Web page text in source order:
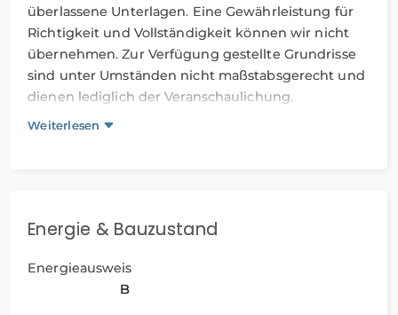
überlassene Unterlagen. Eine Gewährleistung für
Richtigkeit und Vollständigkeit können wir nicht
übernehmen. Zur Verfügung gestellte Grundrisse
sind unter Umständen nicht maßstabsgerecht und
dienen lediglich der Veranschaulichung.
Weiterlesen
Energie & Bauzustand
Energieausweis
B